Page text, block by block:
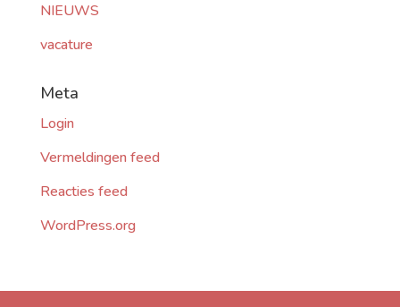
NIEUWS
vacature
Meta
Login
Vermeldingen feed
Reacties feed
WordPress.org